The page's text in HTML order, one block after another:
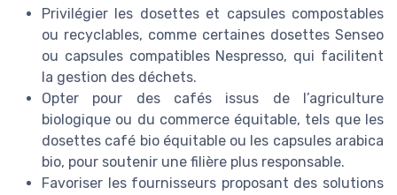
Privilégier les dosettes et capsules compostables
ou recyclables, comme certaines dosettes Senseo
ou capsules compatibles Nespresso, qui facilitent
la gestion des déchets.
Opter pour des cafés issus de l’agriculture
biologique ou du commerce équitable, tels que les
dosettes café bio équitable ou les capsules arabica
bio, pour soutenir une filière plus responsable.
Favoriser les fournisseurs proposant des solutions